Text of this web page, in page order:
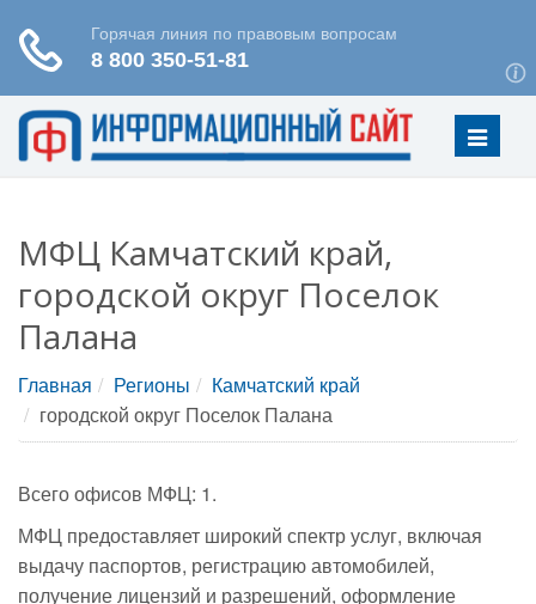
Меню
МФЦ Камчатский край,
городской округ Поселок
Палана
Главная Регионы
Камчатский край
городской округ Поселок Палана
Всего офисов МФЦ: 1.
МФЦ предоставляет широкий спектр услуг, включая
выдачу паспортов, регистрацию автомобилей,
получение лицензий и разрешений, оформление